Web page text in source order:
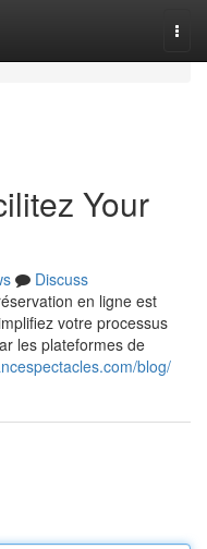
Your
Discuss
en ligne est
votre processus
les plateformes de
blog/